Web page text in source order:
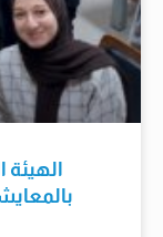
الهيئة